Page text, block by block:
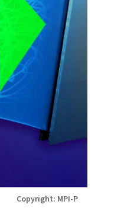
Copyright: MPI-P